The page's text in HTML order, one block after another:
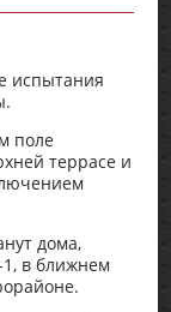
испытания
поле
террасе и
дома,
в ближнем